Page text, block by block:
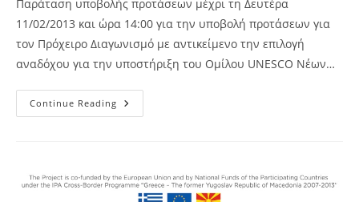
Παράταση υποβολής προτάσεων μέχρι τη Δευτέρα
11/02/2013 και ώρα 14:00 για την υποβολή προτάσεων για
τον Πρόχειρο Διαγωνισμό με αντικείμενο την επιλογή
αναδόχου για την υποστήριξη του Ομίλου UNESCO Νέων…
Continue Reading Παράταση
Υποβολής
Που
Υλοποιεί